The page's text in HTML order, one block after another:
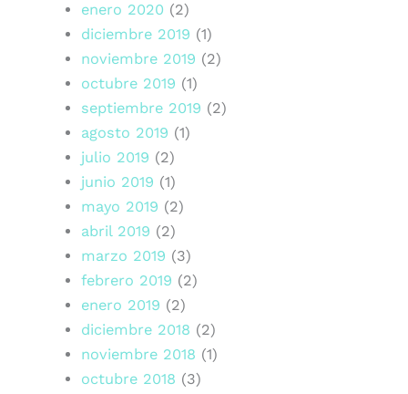
enero 2020 (2)
diciembre 2019 (1)
noviembre 2019 (2)
octubre 2019 (1)
septiembre 2019 (2)
agosto 2019 (1)
julio 2019 (2)
junio 2019 (1)
mayo 2019 (2)
abril 2019 (2)
marzo 2019 (3)
febrero 2019 (2)
enero 2019 (2)
diciembre 2018 (2)
noviembre 2018 (1)
octubre 2018 (3)